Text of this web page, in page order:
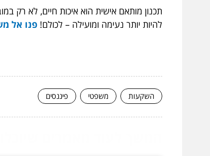
תכנון מותאם אישית הוא איכות חיים, לא רק
להיות יותר נעימה ומועילה – לכולם! פנו אל
השקעות משפטי פיננסים